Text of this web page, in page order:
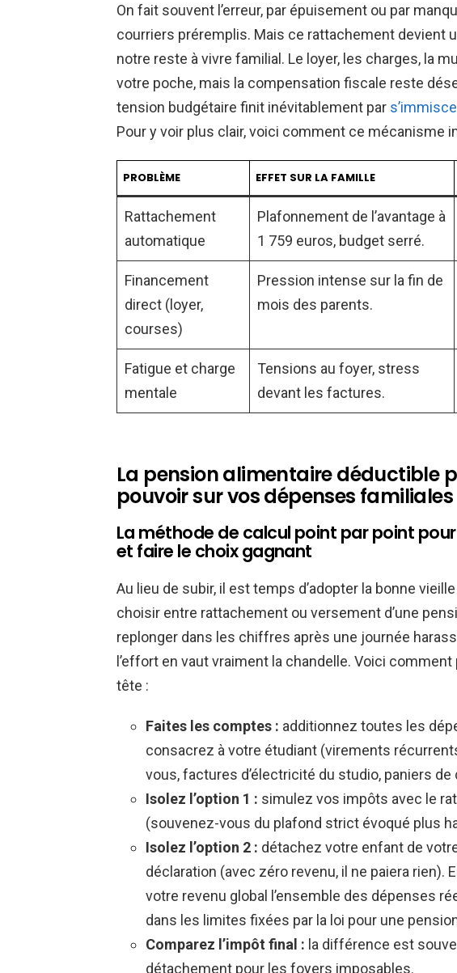
On fait souvent l’erreur, par épuisement ou par
courriers préremplis. Mais ce rattachement devient
notre reste à vivre familial. Le loyer, les charges, la
votre poche, mais la compensation fiscale reste
tension budgétaire finit inévitablement par
Pour y voir plus clair, voici comment ce mécanisme
PROBLÈME EFFET SUR LA FAMILLE
Rattachement
automatique
Plafonnement de l’avantage à
1 759 euros, budget serré.
Financement
direct (loyer,
courses)
Pression intense sur la fin de
mois des parents.
Fatigue et charge
mentale
Tensions au foyer, stress
devant les factures.
La pension alimentaire déductible
pouvoir sur vos dépenses familiales
La méthode de calcul point par point
et faire le choix gagnant
Au lieu de subir, il est temps d’adopter la bonne
choisir entre rattachement ou versement d’une
replonger dans les chiffres après une journée
l’effort en vaut vraiment la chandelle. Voici
tête :
Faites les comptes : additionnez toutes les
consacrez à votre étudiant (virements
vous, factures d’électricité du studio, paniers de
Isolez l’option 1 : simulez vos impôts avec le
(souvenez-vous du plafond strict évoqué plus
Isolez l’option 2 : détachez votre enfant de
déclaration (avec zéro revenu, il ne paiera rien).
votre revenu global l’ensemble des dépenses
dans les limites fixées par la loi pour une
Comparez l’impôt final : la différence est
détachement pour les foyers imposables.